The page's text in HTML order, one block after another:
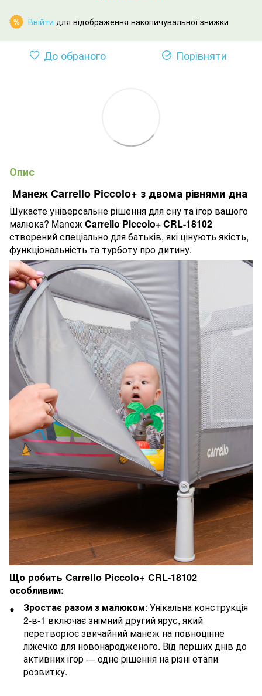
% Ввійти для відображення накопичувальної знижки
До обраного Порівняти
Опис
Манеж Carrello Piccolo+ з двома рівнями дна
Шукаєте універсальне рішення для сну та ігор вашого
малюка? Manеж Carrello Piccolo+ CRL-18102
створений спеціально для батьків, які цінують якість,
функціональність та турботу про дитину.
Що робить Carrello Piccolo+ CRL-18102
особливим:
Зростає разом з малюком: Унікальна конструкція
2-в-1 включає знімний другий ярус, який
перетворює звичайний манеж на повноцінне
ліжечко для новонародженого. Від перших днів до
активних ігор — одне рішення на різні етапи
розвитку.